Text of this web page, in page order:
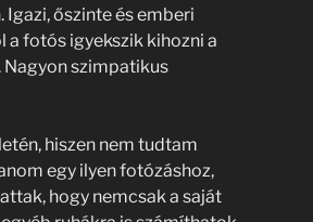
őszinte és emberi
a fotós igyekszik kihozni a
szimpatikus
hiszen nem tudtam
egy ilyen fotózáshoz,
hogy nemcsak a saját